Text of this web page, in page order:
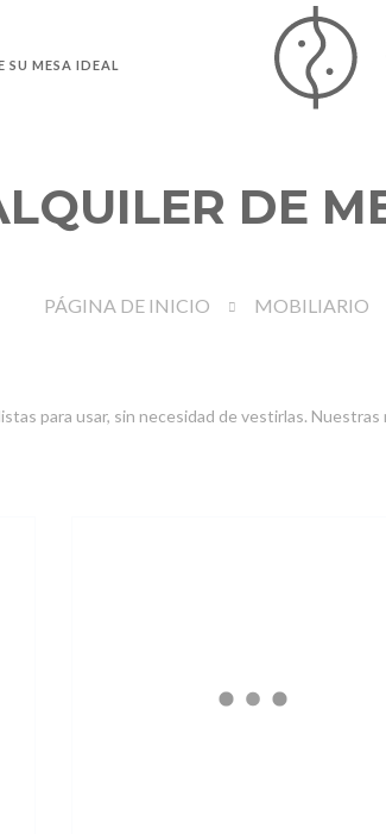
SU MESA IDEAL
DE
PÁGINA DE INICIO MOBILIARIO
para usar, sin necesidad de vestirlas.